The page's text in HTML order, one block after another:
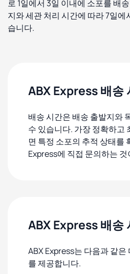
로 1일에서 3일 이내에 소포를 배
지와 세관 처리 시간에 따라 7일에
습니다.
ABX Express 배송
배송 시간은 배송 출발지와
수 있습니다. 가장 정확하고
면 특정 소포의 추적 상태를
Express에 직접 문의하는
ABX Express 배송
ABX Express는 다음과 같은
를 제공합니다.